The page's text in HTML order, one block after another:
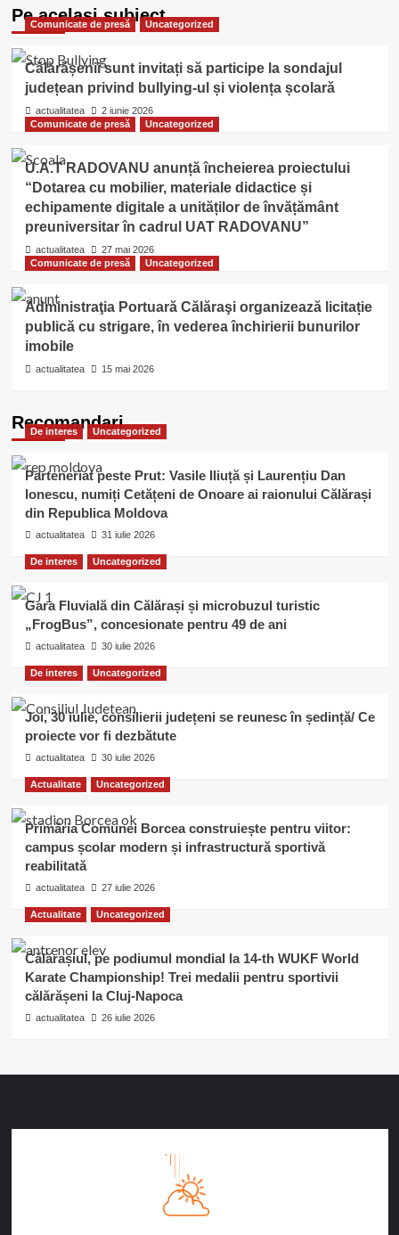
Pe acelasi subiect
Comunicate de presă Uncategorized
Călărășenii sunt invitați să participe la sondajul
județean privind bullying-ul și violența școlară
actualitatea
2 iunie 2026
Comunicate de presă
Uncategorized
U.A.T RADOVANU anunță încheierea proiectului
“Dotarea cu mobilier, materiale didactice și
echipamente digitale a unităților de învățământ
preuniversitar în cadrul UAT RADOVANU”
actualitatea
27 mai 2026
Comunicate de presă
Uncategorized
Administraţia Portuară Călăraşi organizează licitație
publică cu strigare, în vederea închirierii bunurilor
imobile
actualitatea 15 mai 2026
Recomandari
De interes Uncategorized
Parteneriat peste Prut: Vasile Iliuță și Laurențiu Dan
Ionescu, numiți Cetățeni de Onoare ai raionului Călărași
din Republica Moldova
actualitatea 31 iulie 2026
De interes Uncategorized
Gara Fluvială din Călărași și microbuzul turistic
„FrogBus”, concesionate pentru 49 de ani
actualitatea 30 iulie 2026
De interes Uncategorized
Joi, 30 iulie, consilierii județeni se reunesc în ședință/ Ce
proiecte vor fi dezbătute
actualitatea 30 iulie 2026
Actualitate Uncategorized
Primăria Comunei Borcea construiește pentru viitor:
campus școlar modern și infrastructură sportivă
reabilitată
actualitatea 27 iulie 2026
Actualitate Uncategorized
Călărașiul, pe podiumul mondial la 14-th WUKF World
Karate Championship! Trei medalii pentru sportivii
călărășeni la Cluj-Napoca
actualitatea 26 iulie 2026
Călăraşi, RO
7:32 AM09/08/2026